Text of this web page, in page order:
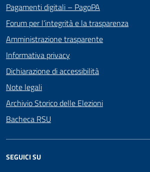
Pagamenti digitali – PagoPA
Forum per l’integrità e la trasparenza
Amministrazione trasparente
Informativa privacy
Dichiarazione di accessibilità
Note legali
Archivio Storico delle Elezioni
Bacheca RSU
SEGUICI SU